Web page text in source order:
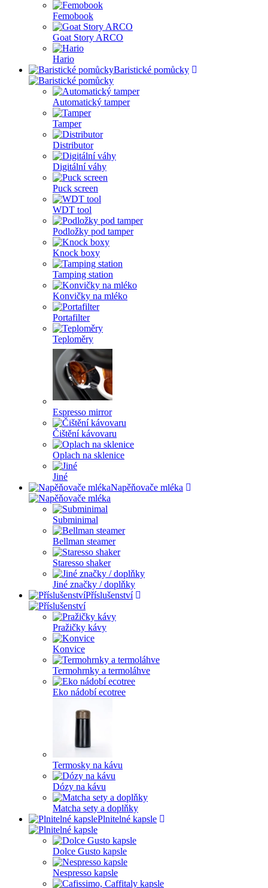
Femobook
Goat Story ARCO
Hario
Baristické pomůcky
Automatický tamper
Tamper
Distributor
Digitální váhy
Puck screen
WDT tool
Podložky pod tamper
Knock boxy
Tamping station
Konvičky na mléko
Portafilter
Teploměry
Espresso mirror
Čištění kávovaru
Oplach na sklenice
Jiné
Napěňovače mléka
Subminimal
Bellman steamer
Staresso shaker
Jiné značky / doplňky
Příslušenství
Pražičky kávy
Konvice
Termohrnky a termoláhve
Eko nádobí ecotree
Termosky na kávu
Dózy na kávu
Matcha sety a doplňky
Plnitelné kapsle
Dolce Gusto kapsle
Nespresso kapsle